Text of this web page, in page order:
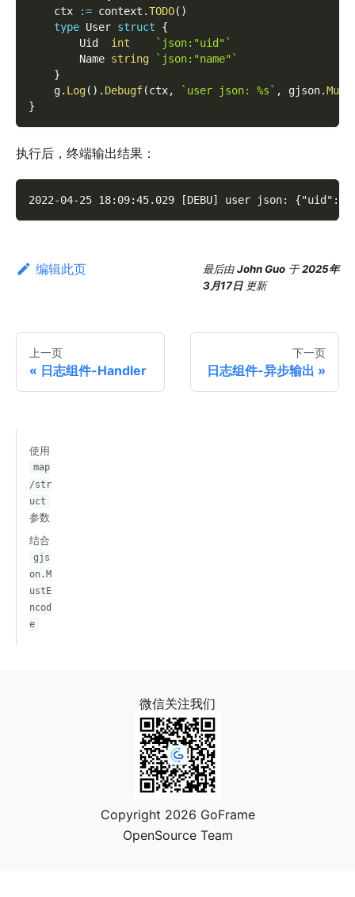
    ctx
:= context .TODO( )
type User struct
{
        Uid
int
`json:"uid"`
        Name
string
`json:"name"`
}
    g
. Log( ) . Debugf(ctx, `user json: %s` , gjson.
}
执行后，终端输出结果：
2022-04-25 18:09:45.029 [DEBU] user json:
编辑此页 最后由John Guo 于2025年
3月17日 更新
上一页
日志组件-Handler
下一页
日志组件-异步输出
使用
map
/str
uct
参数
结合
gjs
on.M
ustE
ncod
e
微信关注我们
Copyright 2026 GoFrame
OpenSource Team